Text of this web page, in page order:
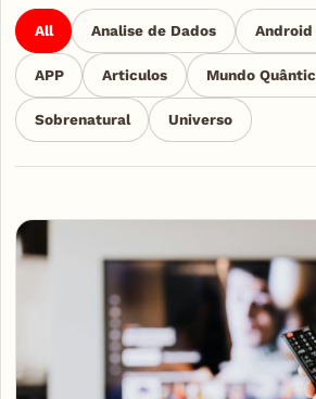
All Analise de Dados
APP Articulos Mundo
Sobrenatural Universo
Articles